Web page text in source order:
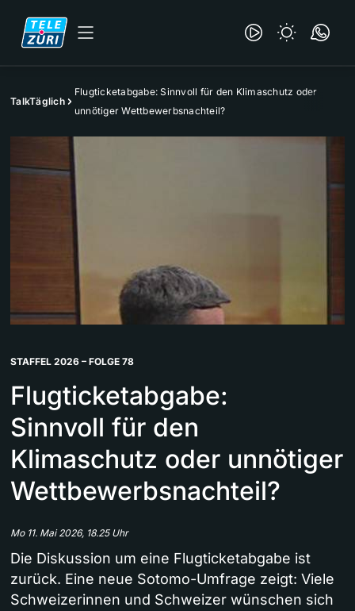
TalkTäglich
Flugticketabgabe: Sinnvoll für den Klimaschutz oder
unnötiger Wettbewerbsnachteil?
STAFFEL 2026 – FOLGE 78
Flugticketabgabe:
Sinnvoll für den
Klimaschutz oder unnötiger
Wettbewerbsnachteil?
Mo 11. Mai 2026, 18.25 Uhr
Die Diskussion um eine Flugticketabgabe ist
zurück. Eine neue Sotomo-Umfrage zeigt: Viele
Schweizerinnen und Schweizer wünschen sich